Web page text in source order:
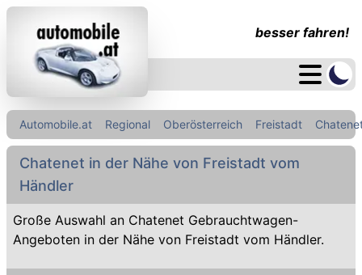
besser fahren!
Automobile.at Regional Oberösterreich Freistadt
Chatenet in der Nähe von Freistadt vom
Händler
Große Auswahl an Chatenet Gebrauchtwagen-
Angeboten in der Nähe von Freistadt vom Händler.